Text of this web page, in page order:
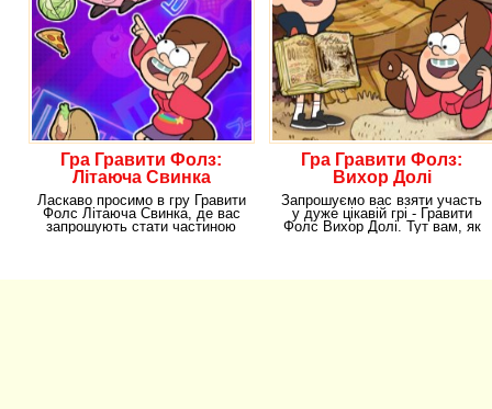
Гра Гравити Фолз:
Літаюча Свинка
Ласкаво просимо в гру Гравити
Фолс Літаюча Свинка, де вас
запрошують стати частиною
Гра Гравити Фолз:
Вихор Долі
Запрошуємо вас взяти участь
у дуже цікавій грі - Гравити
Фолс Вихор Долі. Тут вам, як